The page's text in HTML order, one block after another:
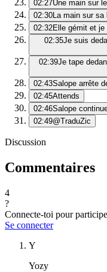
02:27Une main sur
02:30La main sur
02:32Elle gémit et
02:35Je suis
02:39Je tape
02:43Salope arrête
02:45Attends
02:46Salope
02:49@TraduZic
Discussion
Commentaires
4
?
Connecte-toi pour
Se connecter
Y
Yozy